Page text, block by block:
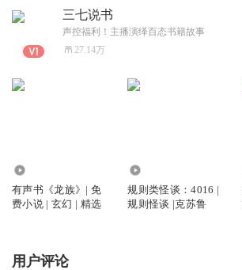
三七说书
声控福利！主播演绎百态书籍故事
27.14万
有声书《龙族》| 免
费小说 | 玄幻 | 精选
规则类怪谈：4016 |
规则怪谈 |克苏鲁
用户评论